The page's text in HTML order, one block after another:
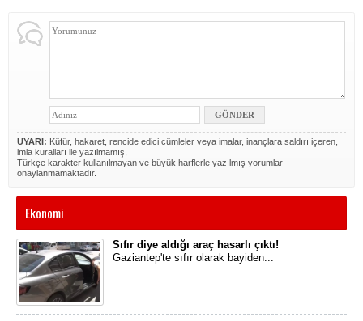
UYARI: Küfür, hakaret, rencide edici cümleler veya imalar, inançlara saldırı içeren,
imla kuralları ile yazılmamış,
Türkçe karakter kullanılmayan ve büyük harflerle yazılmış yorumlar
onaylanmamaktadır.
Ekonomi
Sıfır diye aldığı araç hasarlı çıktı!
Gaziantep'te sıfır olarak bayiden...